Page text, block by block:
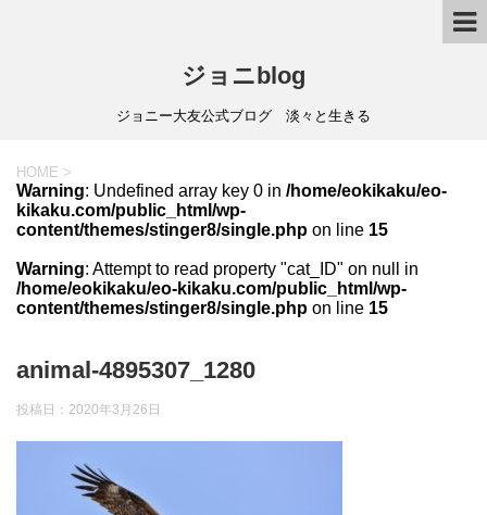
ジョニblog
ジョニー大友公式ブログ 淡々と生きる
HOME >
Warning: Undefined array key 0 in /home/eokikaku/eo-
kikaku.com/public_html/wp-
content/themes/stinger8/single.php on line 15
Warning: Attempt to read property "cat_ID" on null in
/home/eokikaku/eo-kikaku.com/public_html/wp-
content/themes/stinger8/single.php on line 15
animal-4895307_1280
投稿日： 2020年3月26日